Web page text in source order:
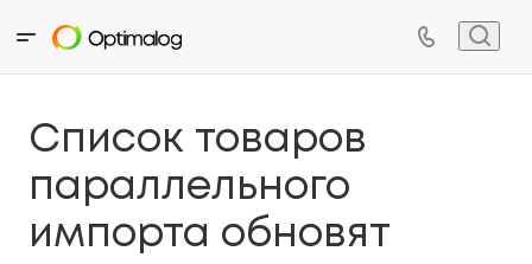
Список товаров
параллельного
импорта обновят